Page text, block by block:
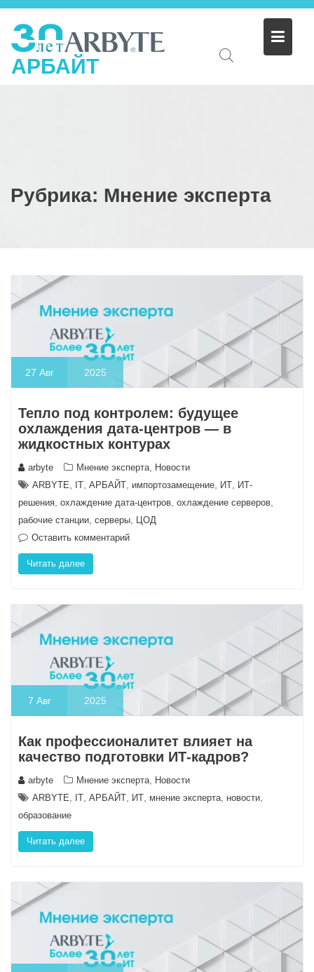
АРБАЙТ
Рубрика: Мнение эксперта
27 Авг 2025
Тепло под контролем: будущее
охлаждения дата-центров — в
жидкостных контурах
arbyte Мнение эксперта Новости
ARBYTE
IT АРБАЙТ импортозамещение ИТ ИТ-
решения охлаждение дата-центров охлаждение серверов
рабочие станции серверы ЦОД
Оставить комментарий
Читать далее
7 Авг 2025
Как профессионалитет влияет на
качество подготовки ИТ-кадров?
arbyte Мнение эксперта
Новости
ARBYTE
IT АРБАЙТ ИТ мнение эксперта новости
образование
Читать далее